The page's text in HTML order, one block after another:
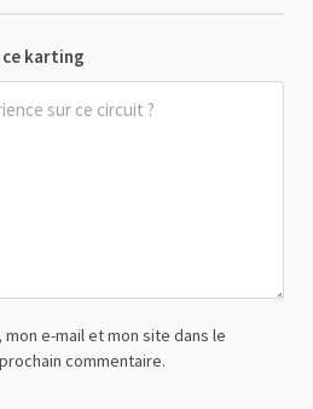
karting
e-mail et mon site dans le
commentaire.